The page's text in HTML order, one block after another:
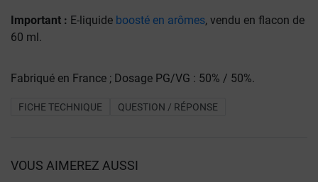
Important : E-liquide boosté en arômes, vendu en flacon de
60 ml.
Fabriqué en France ; Dosage PG/VG : 50% / 50%.
FICHE TECHNIQUE QUESTION / RÉPONSE
VOUS AIMEREZ AUSSI